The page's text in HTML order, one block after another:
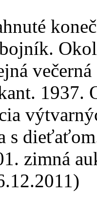
1937.
s
zimná